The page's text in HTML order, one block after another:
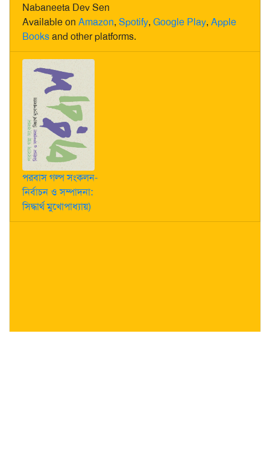
Nabaneeta Dev Sen
Available on Amazon, Spotify, Google Play, Apple
Booksand other platforms.
পরবাস গল্প সংকলন-
নির্বাচন ও সম্পাদনা:
সিদ্ধার্থ মুখোপাধ্যায়)